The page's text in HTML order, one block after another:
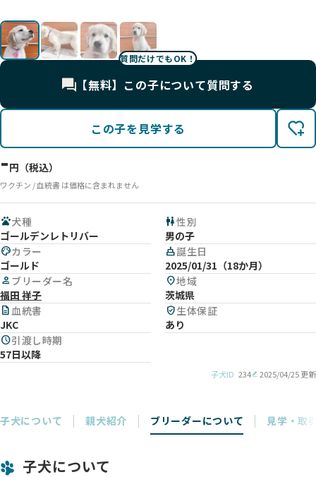
質問だけでもOK！
【無料】この子について質問する
この子を見学する
-円（税込）
ワクチン / 血統書 は価格に含まれません
pets犬種
ゴールデンレトリバー
wc性別
男の子
paletteカラー
ゴールド
cake誕生日
2025/01/31（18か月）
person ブリーダー名
福田 祥子
location_on地域
茨城県
description血統書
JKC
verified_user生体保証
あり
schedule引渡し時期
57日以降
子犬ID 234 2025/04/25 更新
子犬について 親犬紹介 ブリーダーについて 見学・取
子犬について